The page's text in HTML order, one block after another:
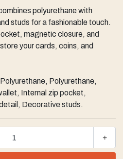
polyurethane with
studs for a fashionable touch.
magnetic closure, and
your cards, coins, and
Polyurethane,
Internal zip pocket,
Decorative studs.
+